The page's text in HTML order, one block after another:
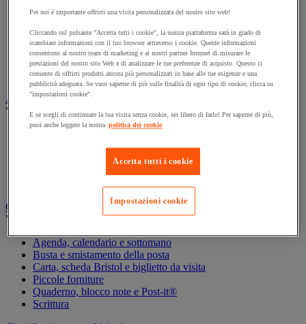
Archiviazione orizzontale
Armadio
Armadio per ufficio
Carrello da ufficio
Libreria
Audiovisivi
Vedi tutte le categorie
Connessione audio e video
Fotocamera, videocamera e binocolo
Cancelleria e forniture per ufficio
Vedi tutte le categorie
Agenda, calendario e sottomano
Busta e smistamento della posta
Carta, scheda Bristol e biglietto da visita
Piccole forniture
Quaderno, blocco note e Post-it®
Scrittura
Per noi è importante offrirti una visita personalizzata del nostro sito web!
Cliccando sul pulsante "Accetta tutti i cookie", la nostra piattaforma sarà in grado di
scambiare informazioni con il tuo browser attraverso i cookie. Queste informazioni
consentono al nostro team di marketing e ai nostri partner Internet di misurare le
prestazioni del nostro sito Web e di analizzare le tue preferenze di acquisto. Questo ci
consente di offrirti prodotti ancora più personalizzati in base alle tue esigenze e una
pubblicità adeguata. Se vuoi saperne di più sulle finalità di ogni tipo di cookie, clicca su
"impostazioni cookie".
E se scegli di continuare la tua visita senza cookie, sei libero di farlo! Per saperne di più,
puoi anche leggere la nostra politica dei cookie
Accetta tutti i cookie
Impostazioni cookie